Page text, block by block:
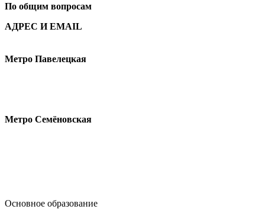
По общим вопросам
АДРЕС И EMAIL
Метро Павелецкая
Метро Семёновская
Основное образование